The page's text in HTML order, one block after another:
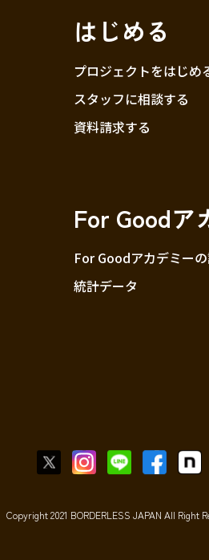
はじめる
プロジェクトをはじめ
スタッフに相談する
資料請求する
For Goodア
For Goodアカデミー
統計データ
Copyright 2021 BORDERLESS JAPAN All Right